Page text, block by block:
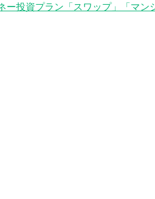
ー投資プラン「スワップ」「マン